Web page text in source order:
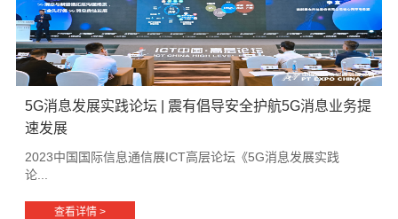
5G消息发展实践论坛 | 震有倡导安全护航5G消息业务提
速发展
2023中国国际信息通信展ICT高层论坛《5G消息发展实践
论...
查看详情 >